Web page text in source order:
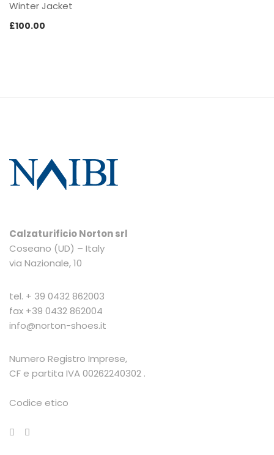
Winter Jacket
£100.00
Calzaturificio Norton srl
Coseano (UD) – Italy
via Nazionale, 10
tel. + 39 0432 862003
fax +39 0432 862004
info@norton-shoes.it
Numero Registro Imprese,
CF e partita IVA 00262240302 .
Codice etico